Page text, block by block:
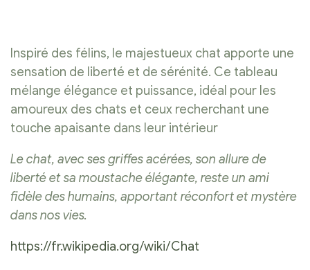
Inspiré des félins, le majestueux chat apporte une
sensation de liberté et de sérénité. Ce tableau
mélange élégance et puissance, idéal pour les
amoureux des chats et ceux recherchant une
touche apaisante dans leur intérieur
Le chat, avec ses griffes acérées, son allure de
liberté et sa moustache élégante, reste un ami
fidèle des humains, apportant réconfort et mystère
dans nos vies.
https://fr.wikipedia.org/wiki/Chat